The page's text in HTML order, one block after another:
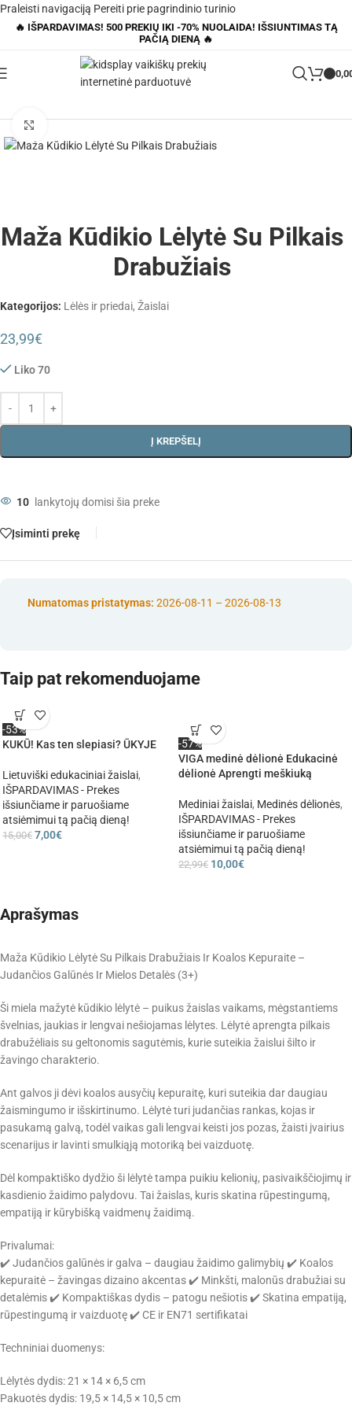
Praleisti navigaciją Pereiti prie pagrindinio turinio
🔥 IŠPARDAVIMAS! 500 PREKIŲ IKI -70% NUOLAIDA! IŠSIUNTIMAS TĄ
PAČIĄ DIENĄ 🔥
Parduotuvė» Maža Kūdikio Lėlytė Su Pilkais Drabužiais
Maža Kūdikio Lėlytė Su Pilkais
Drabužiais
Kategorijos: Lėlės ir priedai, Žaislai
23,99€
Liko 70
Į KREPŠELĮ
10 lankytojų domisi šia preke
Įsiminti prekę
Numatomas pristatymas: 2026-08-11 – 2026-08-13
Taip pat rekomenduojame
-53%
KUKŪ! Kas ten slepiasi? ŪKYJE
Lietuviški edukaciniai žaislai,
IŠPARDAVIMAS - Prekes
išsiunčiame ir paruošiame
atsiėmimui tą pačią dieną!
15,00€ 7,00€
-57%
VIGA medinė dėlionė Edukacinė
dėlionė Aprengti meškiuką
Mediniai žaislai, Medinės dėlionės,
IŠPARDAVIMAS - Prekes
išsiunčiame ir paruošiame
atsiėmimui tą pačią dieną!
22,99€ 10,00€
Aprašymas
Maža Kūdikio Lėlytė Su Pilkais Drabužiais Ir Koalos Kepuraite –
Judančios Galūnės Ir Mielos Detalės (3+)
Ši miela mažytė kūdikio lėlytė – puikus žaislas vaikams, mėgstantiems
švelnias, jaukias ir lengvai nešiojamas lėlytes. Lėlytė aprengta pilkais
drabužėliais su geltonomis sagutėmis, kurie suteikia žaislui šilto ir
žavingo charakterio.
Ant galvos ji dėvi koalos ausyčių kepuraitę, kuri suteikia dar daugiau
žaismingumo ir išskirtinumo. Lėlytė turi judančias rankas, kojas ir
pasukamą galvą, todėl vaikas gali lengvai keisti jos pozas, žaisti įvairius
scenarijus ir lavinti smulkiąją motoriką bei vaizduotę.
Dėl kompaktiško dydžio ši lėlytė tampa puikiu kelionių, pasivaikščiojimų ir
kasdienio žaidimo palydovu. Tai žaislas, kuris skatina rūpestingumą,
empatiją ir kūrybišką vaidmenų žaidimą.
Privalumai:
✔️ Judančios galūnės ir galva – daugiau žaidimo galimybių ✔️ Koalos
kepuraitė – žavingas dizaino akcentas ✔️ Minkšti, malonūs drabužiai su
detalėmis ✔️ Kompaktiškas dydis – patogu nešiotis ✔️ Skatina empatiją,
rūpestingumą ir vaizduotę ✔️ CE ir EN71 sertifikatai
Techniniai duomenys:
Lėlytės dydis: 21 × 14 × 6,5 cm
Pakuotės dydis: 19,5 × 14,5 × 10,5 cm